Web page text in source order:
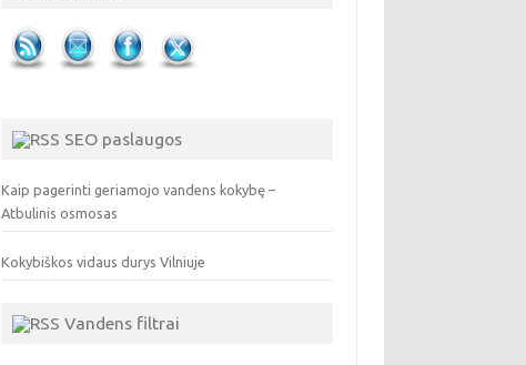
SEO paslaugos
Kaip pagerinti geriamojo vandens kokybę –
Atbulinis osmosas
Kokybiškos vidaus durys Vilniuje
Vandens filtrai